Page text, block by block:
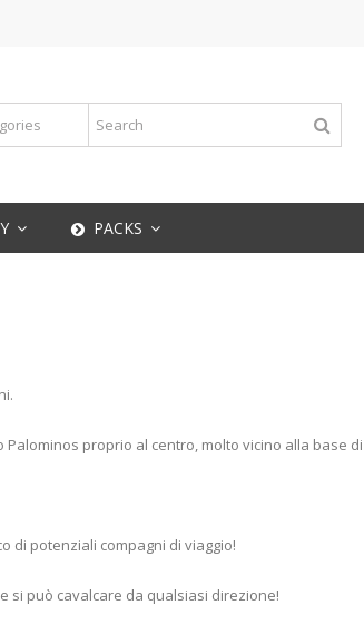
PACKS
proprio al centro, molto vicino alla base
di potenziali compagni di viaggio!
si può cavalcare da qualsiasi direzione!